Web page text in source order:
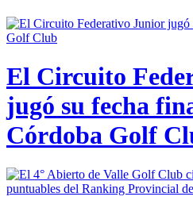
El Circuito
jugó su fecha
Córdoba Golf